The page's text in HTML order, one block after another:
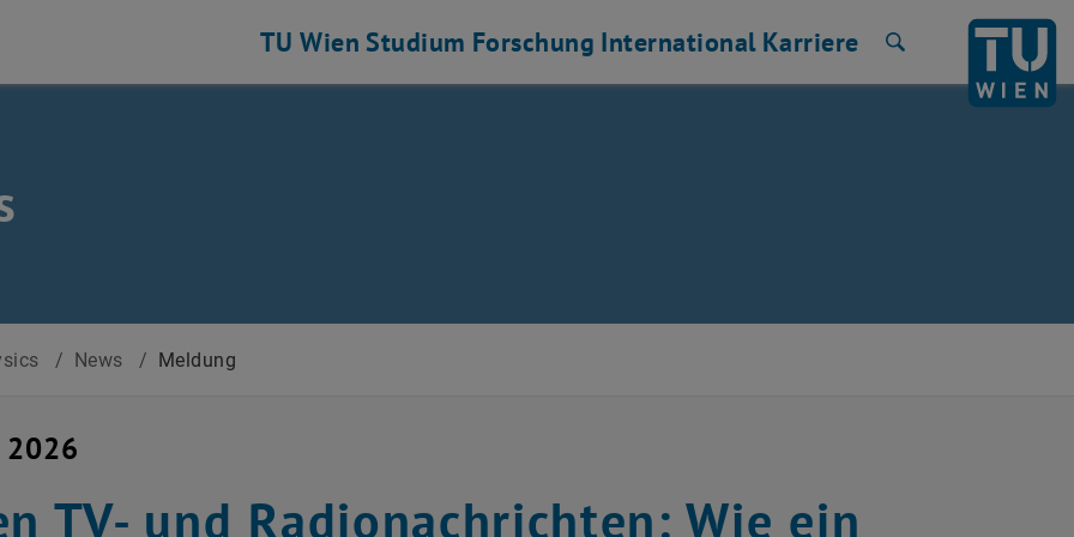
TU Wien Studium Forschung International Karriere
/ News / Meldung
2026
TV- und Radionachrichten: Wie ein